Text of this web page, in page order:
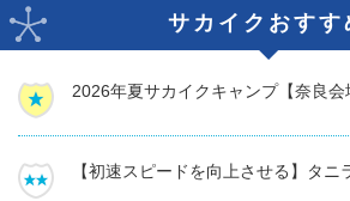
サカイクおすす
2026年夏サカイクキャンプ【奈良会
【初速スピードを向上させる】タニ